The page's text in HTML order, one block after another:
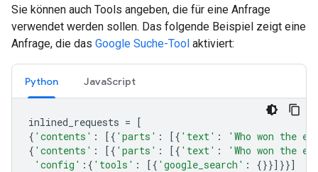
Sie können auch Tools angeben, die für eine Anfrage
verwendet werden sollen. Das folgende Beispiel zeigt eine
Anfrage, die das Google Suche-Tool aktiviert:
Python JavaScript
inlined_requests = [
{ 'contents' : [{ 'parts' : [{ 'text' :
'Who won the
{ 'contents' : [{ 'parts' : [{ 'text' :
'Who won the
'config' :{ 'tools' : [{ 'google_search' : {}}]}}]